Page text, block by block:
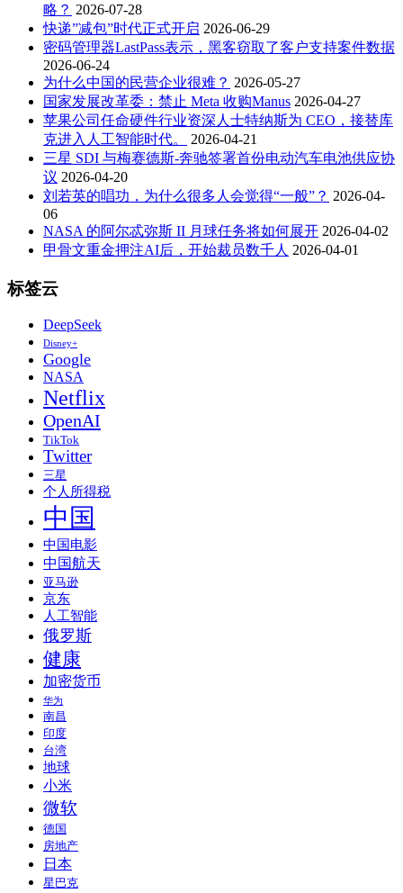
略？ 2026-07-28
快递”减包”时代正式开启 2026-06-29
密码管理器LastPass表示，黑客窃取了客户支持案件数据
2026-06-24
为什么中国的民营企业很难？ 2026-05-27
国家发展改革委：禁止 Meta 收购Manus 2026-04-27
苹果公司任命硬件行业资深人士特纳斯为 CEO，接替库
克进入人工智能时代。
2026-04-21
三星 SDI 与梅赛德斯-奔驰签署首份电动汽车电池供应协
议 2026-04-20
刘若英的唱功，为什么很多人会觉得“一般”？ 2026-04-
06
NASA 的阿尔忒弥斯 II 月球任务将如何展开 2026-04-02
甲骨文重金押注AI后，开始裁员数千人 2026-04-01
标签云
DeepSeek
Disney+
Google
NASA
Netflix
OpenAI
TikTok
Twitter
三星
个人所得税
中国
中国电影
中国航天
亚马逊
京东
人工智能
俄罗斯
健康
加密货币
华为
南昌
印度
台湾
地球
小米
微软
德国
房地产
日本
星巴克